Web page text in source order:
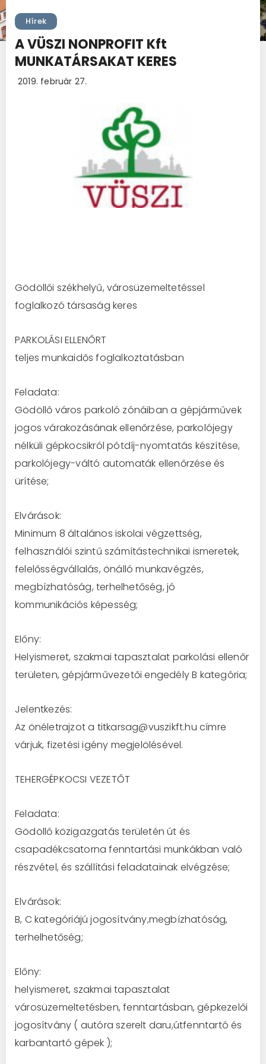
Hírek
A VÜSZI NONPROFIT Kft
MUNKATÁRSAKAT KERES
2019. február 27.
Gödöllői székhelyű, városüzemeltetéssel
foglalkozó társaság keres
PARKOLÁSI ELLENŐRT
teljes munkaidős foglalkoztatásban
Feladata:
Gödöllő város parkoló zónáiban a gépjárművek
jogos várakozásának ellenőrzése, parkolójegy
nélküli gépkocsikról pótdíj-nyomtatás készítése,
parkolójegy-váltó automaták ellenőrzése és
ürítése;
Elvárások:
Minimum 8 általános iskolai végzettség,
felhasználói szintű számítástechnikai ismeretek,
felelősségvállalás, önálló munkavégzés,
megbízhatóság, terhelhetőség, jó
kommunikációs képesség;
Előny:
Helyismeret, szakmai tapasztalat parkolási ellenőr
területen, gépjárművezetői engedély B kategória;
Jelentkezés:
Az önéletrajzot a titkarsag@vuszikft.hu címre
várjuk, fizetési igény megjelölésével.
TEHERGÉPKOCSI VEZETŐT
Feladata:
Gödöllő közigazgatás területén út és
csapadékcsatorna fenntartási munkákban való
részvétel, és szállítási feladatainak elvégzése;
Elvárások:
B, C kategóriájú jogosítvány,megbízhatóság,
terhelhetőség;
Előny:
helyismeret, szakmai tapasztalat
városüzemeltetésben, fenntartásban, gépkezelői
jogosítvány ( autóra szerelt daru,útfenntartó és
karbantartó gépek );